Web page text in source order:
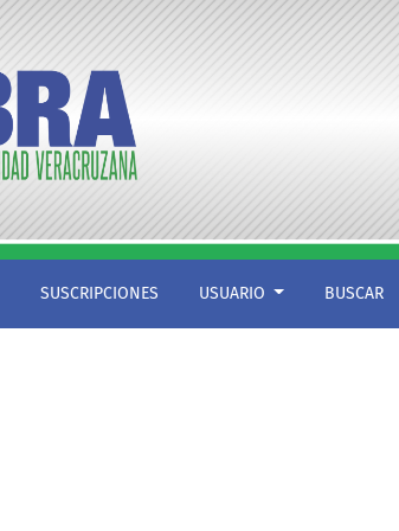
SUSCRIPCIONES USUARIO BUSCAR